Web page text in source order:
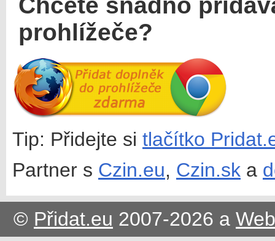
prohlížeče?
Tip: Přidejte si tlačítko
Partner s Czin.eu, Czin.sk a
© Přidat.eu 2007-2026 a